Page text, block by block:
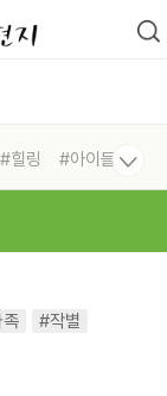
#힐링
#아이들
#작별